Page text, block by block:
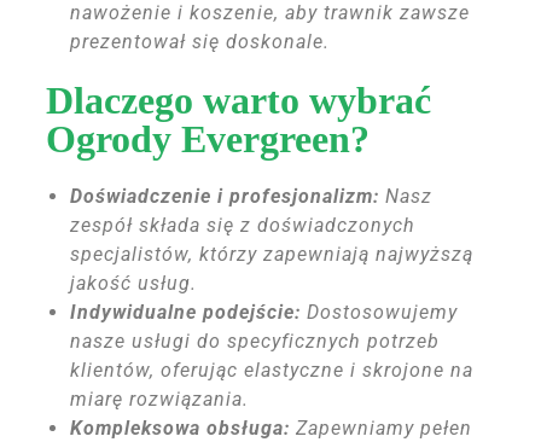
nawożenie i koszenie, aby trawnik zawsze
prezentował się doskonale.
Dlaczego warto wybrać
Ogrody Evergreen?
Doświadczenie i profesjonalizm: Nasz
zespół składa się z doświadczonych
specjalistów, którzy zapewniają najwyższą
jakość usług.
Indywidualne podejście: Dostosowujemy
nasze usługi do specyficznych potrzeb
klientów, oferując elastyczne i skrojone na
miarę rozwiązania.
Kompleksowa obsługa: Zapewniamy pełen